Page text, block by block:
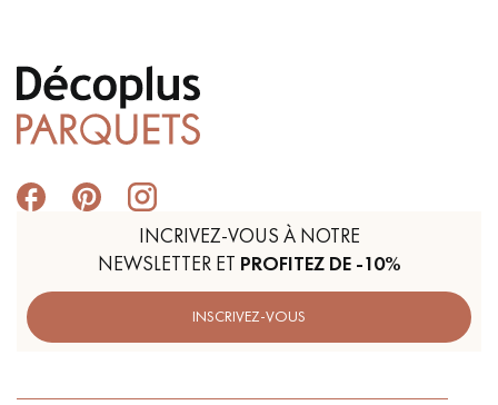
INCRIVEZ-VOUS À NOTRE
NEWSLETTER ET PROFITEZ DE -10%
INSCRIVEZ-VOUS